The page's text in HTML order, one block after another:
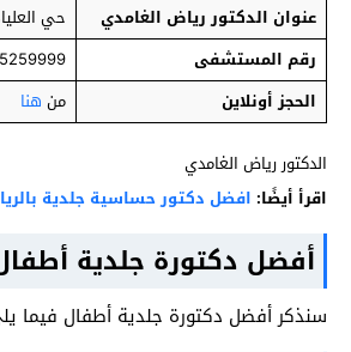
عنوان الدكتور رياض الغامدي
حي
رقم المستشفى
الحجز أونلاين
من هنا
الدكتور رياض الغامدي
اقرأ أيضًا: افضل دكتور حساسية جلدية
أفضل دكتورة جلدية
سنذكر أفضل دكتورة جلدية أطفال فيما